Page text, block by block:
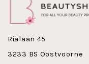
John van G is
Maak nu kennis met
Rialaan 45
3233 BS Oostvoorne